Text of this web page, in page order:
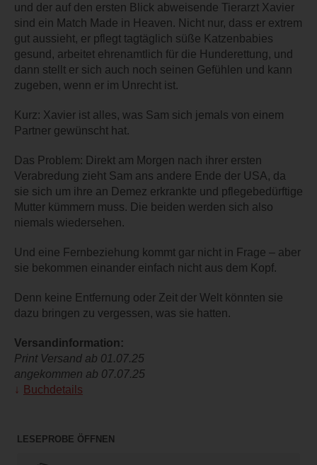
und der auf den ersten Blick abweisende Tierarzt Xavier
sind ein Match Made in Heaven. Nicht nur, dass er extrem
gut aussieht, er pflegt tagtäglich süße Katzenbabies
gesund, arbeitet ehrenamtlich für die Hunderettung, und
dann stellt er sich auch noch seinen Gefühlen und kann
zugeben, wenn er im Unrecht ist.
Kurz: Xavier ist alles, was Sam sich jemals von einem
Partner gewünscht hat.
Das Problem: Direkt am Morgen nach ihrer ersten
Verabredung zieht Sam ans andere Ende der USA, da
sie sich um ihre an Demez erkrankte und pflegebedürftige
Mutter kümmern muss. Die beiden werden sich also
niemals wiedersehen.
Und eine Fernbeziehung kommt gar nicht in Frage – aber
sie bekommen einander einfach nicht aus dem Kopf.
Denn keine Entfernung oder Zeit der Welt könnten sie
dazu bringen zu vergessen, was sie hatten.
Versandinformation:
Print Versand ab 01.07.25
angekommen ab 07.07.25
Buchdetails
LESEPROBE ÖFFNEN